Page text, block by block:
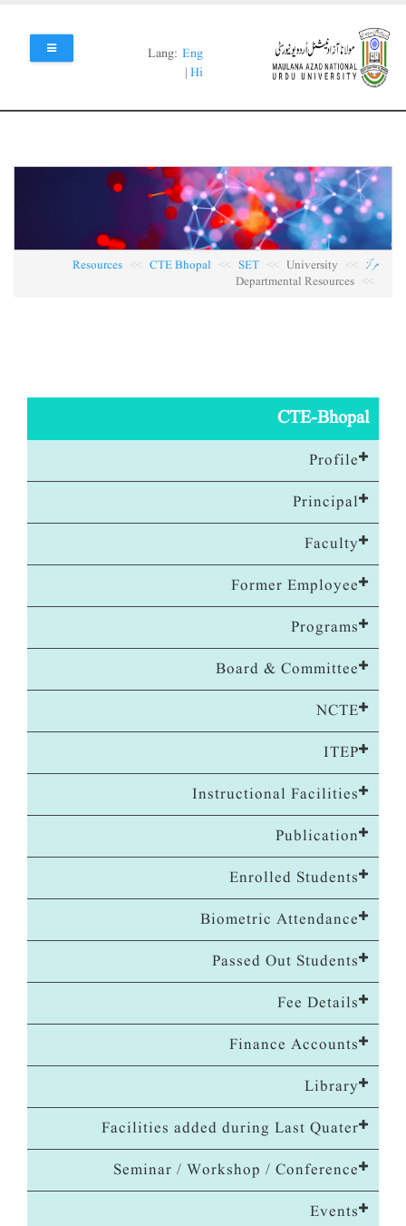
main
content
Lang: Eng
| Hi
مرکز SET
CTE Bhopal
Resources
CTE-Bhopal
Profile
Principal
Faculty
Former Employee
Programs
Board & Committee
NCTE
ITEP
Instructional Facilities
Publication
Enrolled Students
Biometric Attendance
Passed Out Students
Fee Details
Finance Accounts
Library
Facilities added during Last Quater
Seminar / Workshop / Conference
Events